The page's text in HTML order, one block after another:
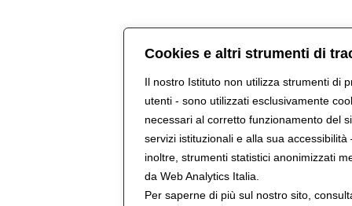
Cookies e altri strumenti di
Il nostro Istituto non utilizza strumenti di
utenti - sono utilizzati esclusivamente
necessari al corretto funzionamento del
servizi istituzionali e alla sua accessibilità
inoltre, strumenti statistici anonimizzati
da Web Analytics Italia.
Per saperne di più sul nostro sito,